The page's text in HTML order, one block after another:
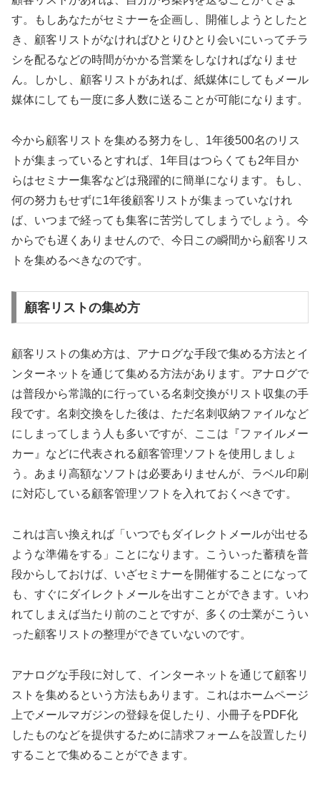
す。もしあなたがセミナーを企画し、開催しようとしたと
き、顧客リストがなければひとりひとり会いにいってチラ
シを配るなどの時間がかかる営業をしなければなりませ
ん。しかし、顧客リストがあれば、紙媒体にしてもメール
媒体にしても一度に多人数に送ることが可能になります。
今から顧客リストを集める努力をし、1年後500名のリス
トが集まっているとすれば、1年目はつらくても2年目か
らはセミナー集客などは飛躍的に簡単になります。もし、
何の努力もせずに1年後顧客リストが集まっていなけれ
ば、いつまで経っても集客に苦労してしまうでしょう。今
からでも遅くありませんので、今日この瞬間から顧客リス
トを集めるべきなのです。
顧客リストの集め方
顧客リストの集め方は、アナログな手段で集める方法とイ
ンターネットを通じて集める方法があります。アナログで
は普段から常識的に行っている名刺交換がリスト収集の手
段です。名刺交換をした後は、ただ名刺収納ファイルなど
にしまってしまう人も多いですが、ここは『ファイルメー
カー』などに代表される顧客管理ソフトを使用しましょ
う。あまり高額なソフトは必要ありませんが、ラベル印刷
に対応している顧客管理ソフトを入れておくべきです。
これは言い換えれば「いつでもダイレクトメールが出せる
ような準備をする」ことになります。こういった蓄積を普
段からしておけば、いざセミナーを開催することになって
も、すぐにダイレクトメールを出すことができます。いわ
れてしまえば当たり前のことですが、多くの士業がこうい
った顧客リストの整理ができていないのです。
アナログな手段に対して、インターネットを通じて顧客リ
ストを集めるという方法もあります。これはホームページ
上でメールマガジンの登録を促したり、小冊子をPDF化
したものなどを提供するために請求フォームを設置したり
することで集めることができます。